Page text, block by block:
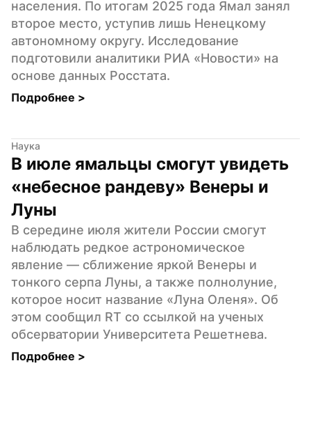
населения. По итогам 2025 года Ямал занял
второе место, уступив лишь Ненецкому
автономному округу. Исследование
подготовили аналитики РИА «Новости» на
основе данных Росстата.
Подробнее >
Наука
В июле ямальцы смогут увидеть
«небесное рандеву» Венеры и
Луны
В середине июля жители России смогут
наблюдать редкое астрономическое
явление — сближение яркой Венеры и
тонкого серпа Луны, а также полнолуние,
которое носит название «Луна Оленя». Об
этом сообщил RT со ссылкой на ученых
обсерватории Университета Решетнева.
Подробнее >